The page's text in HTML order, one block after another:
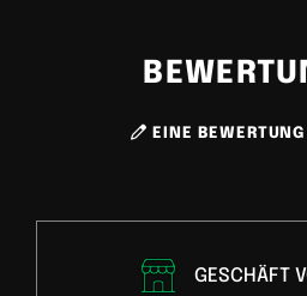
EINE
GESCHÄFT